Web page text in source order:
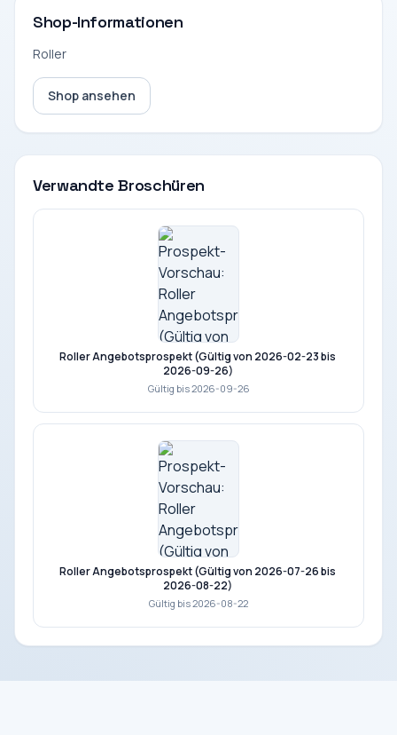
Shop-Informationen
Roller
Shop ansehen
Verwandte Broschüren
Roller Angebotsprospekt (Gültig von 2026-02-23 bis
2026-09-26)
Gültig bis 2026-09-26
Roller Angebotsprospekt (Gültig von 2026-07-26 bis
2026-08-22)
Gültig bis 2026-08-22